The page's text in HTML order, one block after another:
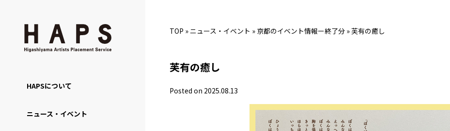
HAPSについて
ニュース・イベント
TOP » ニュース・イベント » 京都のイベント情報ー終了分 »芙有の癒し
芙有の癒し
Posted on 2025.08.13